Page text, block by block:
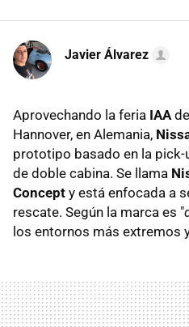
Javier Álvarez
Aprovechando la feria IAA
Hannover, en Alemania,
prototipo basado en la pick-
de doble cabina. Se llama
Concept y está enfocada a
rescate. Según la marca es "
los entornos más extremos